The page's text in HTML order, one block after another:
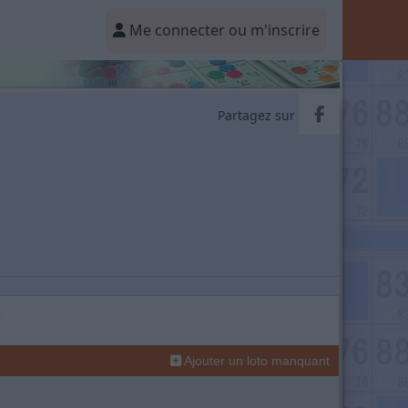
Me connecter ou m'inscrire
Partagez sur Partager
Ajouter un loto manquant